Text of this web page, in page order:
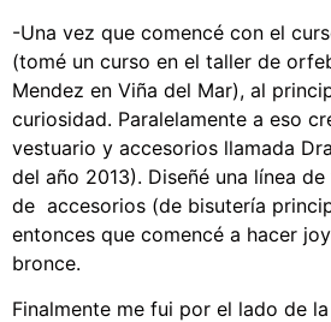
-Una vez que comencé con el
(tomé un curso en el taller de
Mendez en Viña del Mar), al
curiosidad. Paralelamente a eso
vestuario y accesorios llamada
del año 2013). Diseñé una línea
de accesorios (de bisutería
entonces que comencé a hacer
bronce.
Finalmente me fui por el lado de